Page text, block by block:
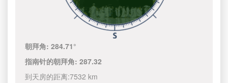
朝拜角:284.71°
指南针的朝拜角:287.32
到天房的距离:7532 km